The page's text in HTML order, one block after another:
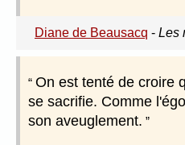
Diane de Beausacq - Les
On est tenté de croire
se sacrifie. Comme
son aveuglement.